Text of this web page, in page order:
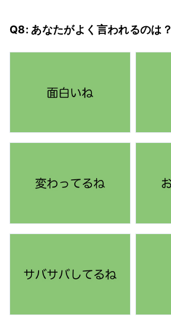
Q8: あなたがよく言われるのは？